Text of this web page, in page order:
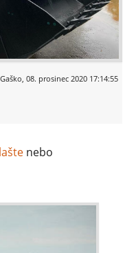
,08. prosinec 2020 17:14:55
nebo